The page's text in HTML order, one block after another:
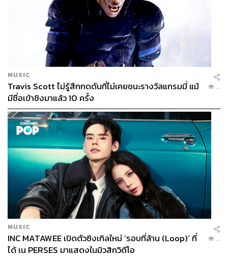
MUSIC
Travis Scott ไม่รู้สึกกดดันที่ไม่เคยชนะรางวัลแกรมมี่ แม้
มีชื่อเข้าชิงมาแล้ว 10 ครั้ง
...
MUSIC
INC MATAWEE เปิดตัวซิงเกิลใหม่ ‘รอบที่ล้าน (Loop)’ ที่
ได้ เน PERSES มาแสดงในมิวสิกวิดีโอ
...